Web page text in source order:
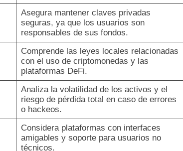
Asegura mantener claves privadas
seguras, ya que los usuarios son
responsables de sus fondos.
Comprende las leyes locales relacionadas
con el uso de criptomonedas y las
plataformas DeFi.
Analiza la volatilidad de los activos y el
riesgo de pérdida total en caso de errores
o hackeos.
Considera plataformas con interfaces
amigables y soporte para usuarios no
técnicos.